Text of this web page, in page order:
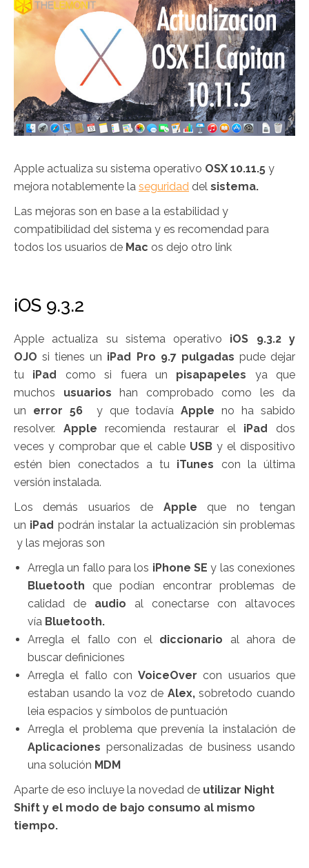
Apple actualiza su sistema operativo OSX 10.11.5 y
mejora notablemente la seguridad del sistema.
Las mejoras son en base a la estabilidad y
compatibilidad del sistema y es recomendad para
todos los usuarios de Mac os dejo otro link
iOS 9.3.2
Apple actualiza su sistema operativo iOS 9.3.2 y
OJOsi tienes un iPad Pro 9.7 pulgadas pude dejar
tu iPad como si fuera un pisapapeles ya que
muchos usuarios han comprobado como les da
un error 56 y que todavíaAppleno ha sabido
resolver. Applerecomienda restaurar el iPad dos
veces y comprobar que el cable USB y el dispositivo
estén bien conectados a tu iTunes con la última
versión instalada.
Los demás usuarios de Apple que no tengan
un iPad podrán instalar la actualización sin problemas
y las mejoras son
Arregla un fallo para los iPhone SEy las conexiones
Bluetooth que podían encontrar problemas de
calidad de audio al conectarse con altavoces
vía Bluetooth.
Arregla el fallo con el diccionario al ahora de
buscar definiciones
Arregla el fallo conVoiceOver con usuarios que
estaban usando la voz de Alex,sobretodo cuando
leia espacios y símbolos de puntuación
Arregla el problema que prevenía la instalación de
Aplicaciones personalizadas de business usando
una solución MDM
Aparte de eso incluye la novedad de utilizar Night
Shift y el modo de bajo consumo al mismo
tiempo.